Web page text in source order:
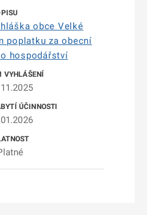
obce Velké
poplatku za obecní
hospodářství